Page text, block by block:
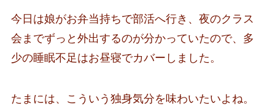
今日は娘がお弁当持ちで部活へ行き、夜のクラス
会までずっと外出するのが分かっていたので、多
少の睡眠不足はお昼寝でカバーしました。
たまには、こういう独身気分を味わいたいよね。